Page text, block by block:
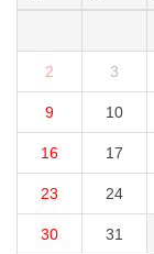
2 3
9 10
16 17
23 24
30 31